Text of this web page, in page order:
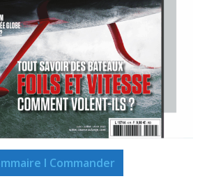
I Commander